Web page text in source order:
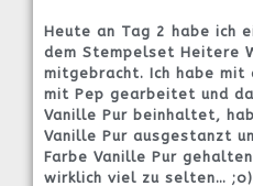
Heute an Tag 2 habe ich
dem Stempelset Heitere
mitgebracht. Ich habe mit
mit Pep gearbeitet und
Vanille Pur beinhaltet,
Vanille Pur ausgestanzt
Farbe Vanille Pur
wirklich viel zu selten… ;o)